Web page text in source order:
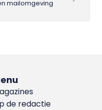
mailomgeving
de redactie